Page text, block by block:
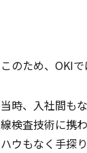
このため、OKI
当時、入社間も
線検査技術に携
ハウもなく手探